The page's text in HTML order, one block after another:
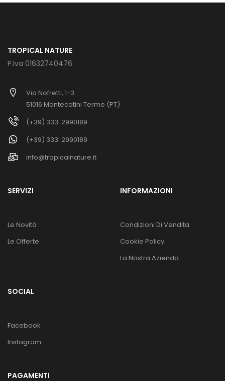
TROPICAL NATURE
P.Iva 01632740476
Via Nofretti, 1-3
51016 Montecatini Terme (PT)
(+39) 333. 2990189
(+39) 333. 2990189
info@tropicalnature.it
SERVIZI
Le Novità
Le Offerte
INFORMAZIONI
Condizioni Di Vendita
Cookie Policy
La Nostra Azienda
SOCIAL
Facebook
Instagram
PAGAMENTI